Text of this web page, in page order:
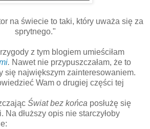
na świecie to taki, który uważa się za
sprytnego."
z tym blogiem umieściłam
. Nawet nie przypuszczałam, że to
się największym zainteresowaniem.
Wam o drugiej części tej
Świat bez końca posłużę się
Na dłuższy opis nie starczyłoby